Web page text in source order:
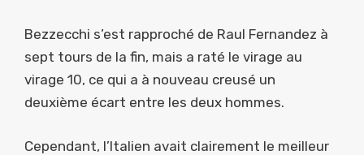
Bezzecchi s’est rapproché de Raul Fernandez à
sept tours de la fin, mais a raté le virage au
virage 10, ce qui a à nouveau creusé un
deuxième écart entre les deux hommes.
Cependant, l’Italien avait clairement le meilleur